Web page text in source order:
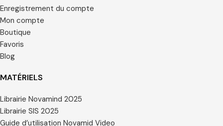
Enregistrement du compte
Mon compte
Boutique
Favoris
Blog
MATÉRIELS
Librairie Novamind 2025
Librairie SIS 2025
Guide d’utilisation Novamid Video